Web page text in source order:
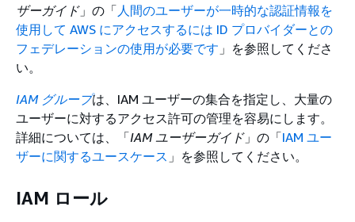
ザーガイド」の「人間のユーザーが一時的な認証情報を
使用して AWS にアクセスするには ID プロバイダーとの
フェデレーションの使用が必要です 」を参照してくださ
い。
IAM グループは、IAM ユーザーの集合を指定し、大量の
ユーザーに対するアクセス許可の管理を容易にします。
詳細については、「IAM ユーザーガイド」の「IAM ユー
ザーに関するユースケース 」を参照してください。
IAM ロール